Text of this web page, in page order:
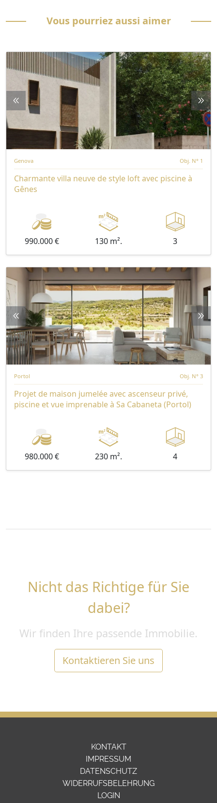
Vous pourriez aussi aimer
Genova Obj. N° 1
Charmante villa neuve de style loft avec piscine à
Gênes
990.000 € 130 m². 3
Portol Obj. N° 3
Projet de maison jumelée avec ascenseur privé,
piscine et vue imprenable à Sa Cabaneta (Portol)
980.000 € 230 m². 4
Nicht das Richtige für Sie
dabei?
Wir finden Ihre passende Immobilie.
Kontaktieren Sie uns
KONTAKT
IMPRESSUM
DATENSCHUTZ
WIDERRUFSBELEHRUNG
LOGIN